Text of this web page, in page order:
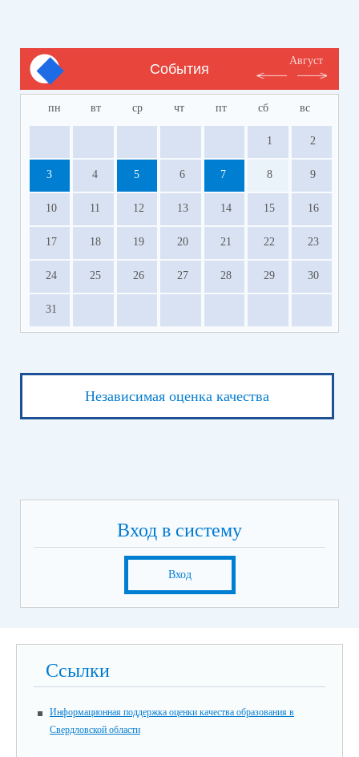
События
Август
пн вт ср чт пт сб вс
1 2
3 4 5 6 7 8 9
10 11 12 13 14 15 16
17 18 19 20 21 22 23
24 25 26 27 28 29 30
31
Независимая оценка качества
Вход в систему
Вход
Ссылки
Информационная поддержка оценки качества образования в
Свердловской области